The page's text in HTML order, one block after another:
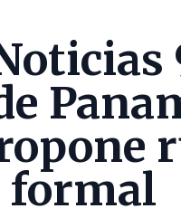
formal